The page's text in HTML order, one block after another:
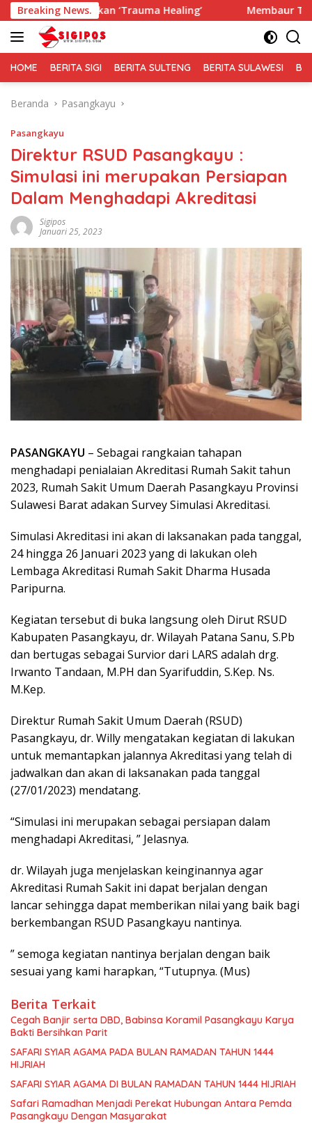
Langsung
ke
konten
Breaking News.
‘Trauma Healing’ Membaur Tanpa Sekat, Fadlin
HOME BERITA SIGI BERITA SULTENG BERITA SULAWESI
Beranda Pasangkayu
Pasangkayu
Direktur RSUD Pasangkayu :
Simulasi ini merupakan Persiapan
Dalam Menghadapi Akreditasi
Sigipos
Januari 25, 2023
PASANGKAYU – Sebagai rangkaian tahapan
menghadapi penialaian Akreditasi Rumah Sakit tahun
2023, Rumah Sakit Umum Daerah Pasangkayu Provinsi
Sulawesi Barat adakan Survey Simulasi Akreditasi.
Simulasi Akreditasi ini akan di laksanakan pada tanggal,
24 hingga 26 Januari 2023 yang di lakukan oleh
Lembaga Akreditasi Rumah Sakit Dharma Husada
Paripurna.
Kegiatan tersebut di buka langsung oleh Dirut RSUD
Kabupaten Pasangkayu, dr. Wilayah Patana Sanu, S.Pb
dan bertugas sebagai Survior dari LARS adalah drg.
Irwanto Tandaan, M.PH dan Syarifuddin, S.Kep. Ns.
M.Kep.
Direktur Rumah Sakit Umum Daerah (RSUD)
Pasangkayu, dr. Willy mengatakan kegiatan di lakukan
untuk memantapkan jalannya Akreditasi yang telah di
jadwalkan dan akan di laksanakan pada tanggal
(27/01/2023) mendatang.
“Simulasi ini merupakan sebagai persiapan dalam
menghadapi Akreditasi, ” Jelasnya.
dr. Wilayah juga menjelaskan keinginannya agar
Akreditasi Rumah Sakit ini dapat berjalan dengan
lancar sehingga dapat memberikan nilai yang baik bagi
berkembangan RSUD Pasangkayu nantinya.
” semoga kegiatan nantinya berjalan dengan baik
sesuai yang kami harapkan, “Tutupnya. (Mus)
Berita Terkait
Cegah Banjir serta DBD, Babinsa Koramil Pasangkayu Karya
Bakti Bersihkan Parit
SAFARI SYIAR AGAMA PADA BULAN RAMADAN TAHUN 1444
HIJRIAH
SAFARI SYIAR AGAMA DI BULAN RAMADAN TAHUN 1444 HIJRIAH
Safari Ramadhan Menjadi Perekat Hubungan Antara Pemda
Pasangkayu Dengan Masyarakat